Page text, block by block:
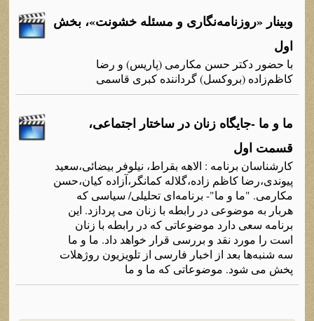
وبینار «روزنامه‌نگاری و مسئله خشونت»، بخش
اول
با حضور دکتر حسن مکارمی (پاریس) و رضا
کاظم‌زاده (بروکسل) گرداننده کبری قاسمی
ما و ما -جایگاه‌ زنان در ساختار اجتماعی،
قسمت اول
کارشناسان برنامه‌ : الاهه‌ بقراط، نیلوفر بیضائی،سعید
پیوندی،رضا کاظم زاده‌،گلاله‌ کمانگر،آزاده‌ کیان،حسن
مکارمی. "ما و ما"- برنامه‌ای تحلیلی/ سیاسی که‌
هربار به‌ موضوعی در رابطه‌ با زنان می پردازد. این
برنامه‌ سعی دارد موضوعاتی که‌ در رابطه‌ با زنان
است را مورد نقد و بررسی قرار خواهد داد. ما و ما
سه‌ شنبه‌ها بعد از اخبار فارسی از تلویزیون روژهلات
پخش می شود. موضوعاتی که‌ ما و ما